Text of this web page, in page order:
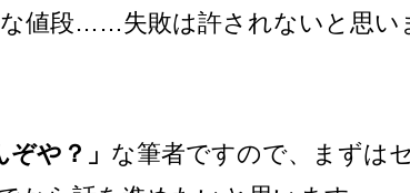
値段……失敗は許されないと思い
や？」 な筆者ですので、まずは